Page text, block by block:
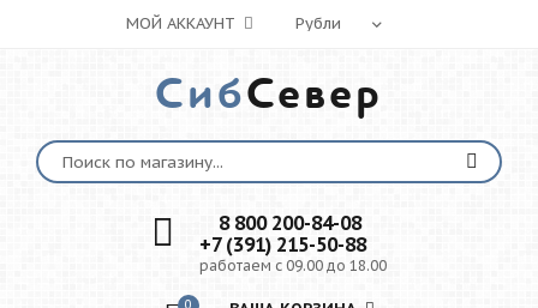
МОЙ АККАУНТ
СибСевер
8 800 200-84-08
+7 (391) 215-50-88
работаем с 09.00 до 18.00